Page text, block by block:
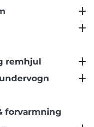
remhjul
forvarmning